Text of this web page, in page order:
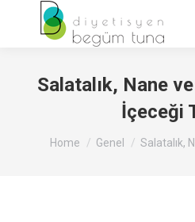
Salatalık, Nane
İçeceği
You are here:
Home Genel Salatalık,